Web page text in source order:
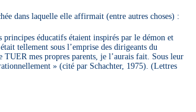
dans laquelle elle affirmait (entre autres choses) :
éducatifs étaient inspirés par le démon et
tellement sous l’emprise des dirigeants du
TUER mes propres parents, je l’aurais fait. Sous leur
» (cité par Schachter, 1975). (Lettres